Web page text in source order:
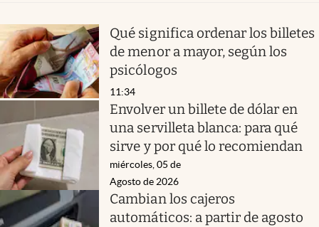
Qué significa ordenar los billetes
de menor a mayor, según los
psicólogos
11:34
Envolver un billete de dólar en
una servilleta blanca: para qué
sirve y por qué lo recomiendan
miércoles, 05 de
Agosto de 2026
Cambian los cajeros
automáticos: a partir de agosto